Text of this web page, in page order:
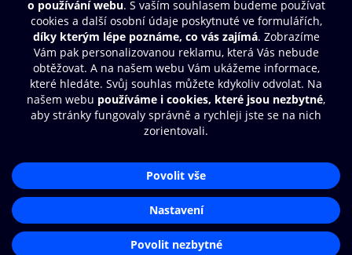
Moje O2 Knihovna
Další zábava
© O2 Czech Republic a.s.
Přístupnost
Zásady zpracování osobních údajů
Nastavení cookies
Aplikace O2 Knihovna
Čti a poslouchej své e-knihy a
audioknihy rychleji a pohodlněji.